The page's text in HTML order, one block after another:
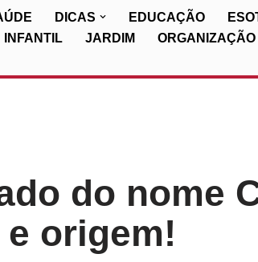
DICAS EDUCAÇÃO
INFANTIL JARDIM ORGANIZAÇÃO
do nome
origem!